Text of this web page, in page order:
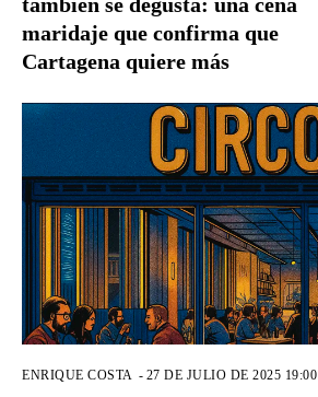
maridaje que confirma que
Cartagena quiere más
ENRIQUE COSTA - 27 DE JULIO DE 2025 19:00